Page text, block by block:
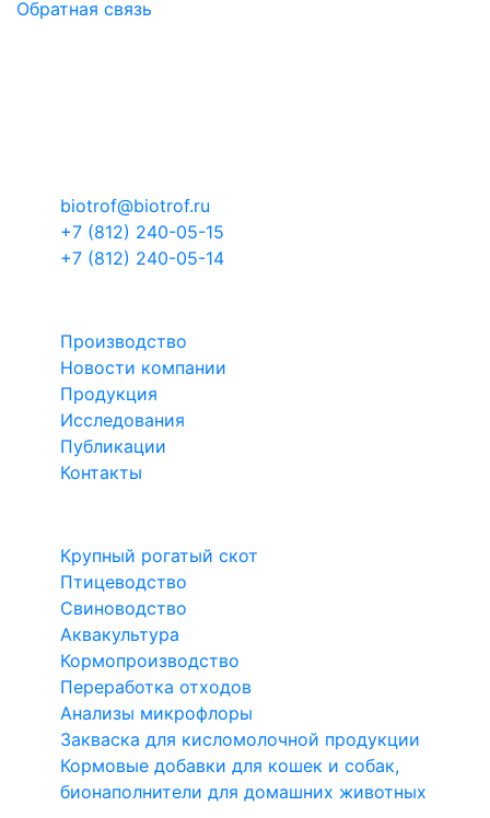
Обратная связь
biotrof@biotrof.ru
+7 (812) 240-05-15
+7 (812) 240-05-14
Производство
Новости компании
Продукция
Исследования
Публикации
Контакты
Крупный рогатый скот
Птицеводство
Свиноводство
Аквакультура
Кормопроизводство
Переработка отходов
Анализы микрофлоры
Закваска для кисломолочной продукции
Кормовые добавки для кошек и собак,
бионаполнители для домашних животных